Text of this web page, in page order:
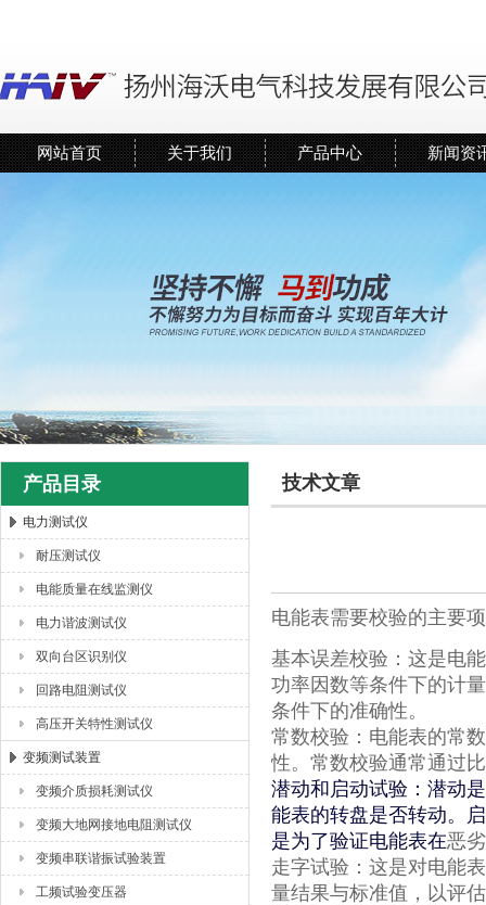
扬州海沃电气科技发展有限公司
网站首页 关于我们 产品中心 新闻资
产品目录
电力测试仪
耐压测试仪
电能质量在线监测仪
电力谐波测试仪
双向台区识别仪
回路电阻测试仪
高压开关特性测试仪
变频测试装置
变频介质损耗测试仪
变频大地网接地电阻测试仪
变频串联谐振试验装置
工频试验变压器
技术文章
电能表需要校验的主要
基本误差校验：这是电
功率因数等条件下的计
条件下的准确性。
常数校验：电能表的常
性。常数校验通常通过
潜动和启动试验：潜动
能表的转盘是否转动。
是为了验证电能表在恶劣
走字试验：这是对电能
量结果与标准值，以评